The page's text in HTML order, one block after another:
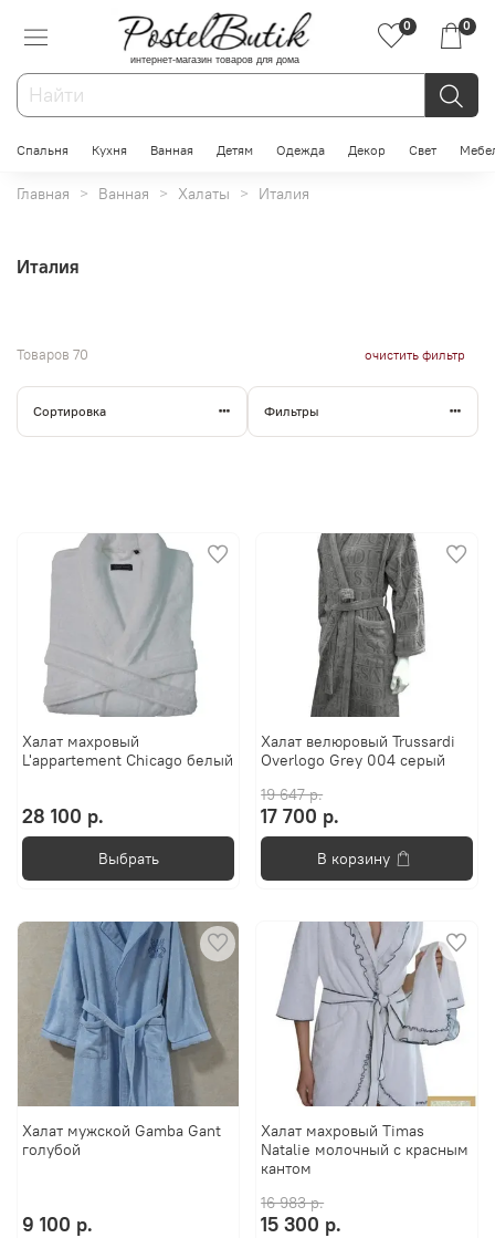
интернет-магазин товаров для дома
0 0
Спальня Кухня Ванная Детям Одежда Декор Свет
Главная Ванная Халаты Италия
Италия
Товаров 70 очистить фильтр
Сортировка Фильтры
Халат махровый
L'appartement Chicago белый
28 100 р.
Выбрать
Халат велюровый Trussardi
Overlogo Grey 004 серый
19 647 р.
17 700 р.
В корзину
Халат мужской Gamba Gant
голубой
9 100 р.
Халат махровый Timas
Natalie молочный с красным
кантом
16 983 р.
15 300 р.